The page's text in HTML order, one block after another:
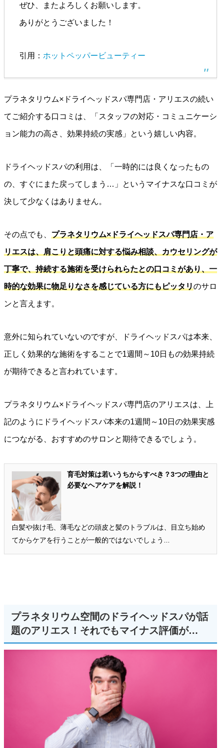
ぜひ、またよろしくお願いします。
ありがとうございました！
引用： ホットペッパービューティー
プラネタリウム×ドライヘッドスパ専門店・アリエスの続い
てご紹介する口コミは、「スタッフの対応・コミュニケーシ
ョン能力の高さ、効果持続の実感」という嬉しい内容。
ドライヘッドスパの利用は、「一時的には良くなったもの
の、すぐにまた戻ってしまう…」というマイナスな口コミが
決して少なくはありません。
その点でも、 プラネタリウム×ドライヘッドスパ専門店・ア
リエスは、肩こりと頭痛に対する悩み相談、カウセリングが
丁寧で、持続する施術を受けられらたとの口コミがあり、一
時的な効果に物足りなさを感じている方にもピッタリのサロ
ンと言えます。
意外に知られていないのですが、ドライヘッドスパは本来、
正しく効果的な施術をすることで1週間～10日もの効果持続
が期待できると言われています。
プラネタリウム×ドライヘッドスパ専門店のアリエスは、上
記のようにドライヘッドスパ本来の1週間～10日の効果実感
につながる、おすすめのサロンと期待できるでしょう。
育毛対策は若いうちからすべき？3つの理由と
必要なヘアケアを解説！
白髪や抜け毛、薄毛などの頭皮と髪のトラブルは、目立ち始め
てからケアを行うことが一般的ではないでしょう...
プラネタリウム空間のドライヘッドスパが話
題のアリエス！それでもマイナス評価が…